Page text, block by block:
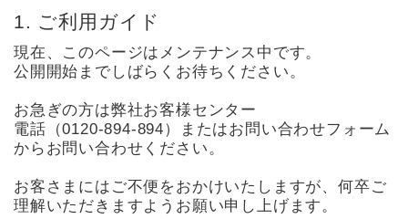
ご利用ガイド
現在、このページはメンテナンス中です。
公開開始までしばらくお待ちください。
お急ぎの方は弊社お客様センター
電話（0120-894-894）またはお問い合わせフォーム
からお問い合わせください。
お客さまにはご不便をおかけいたしますが、何卒ご
理解いただきますようお願い申し上げます。